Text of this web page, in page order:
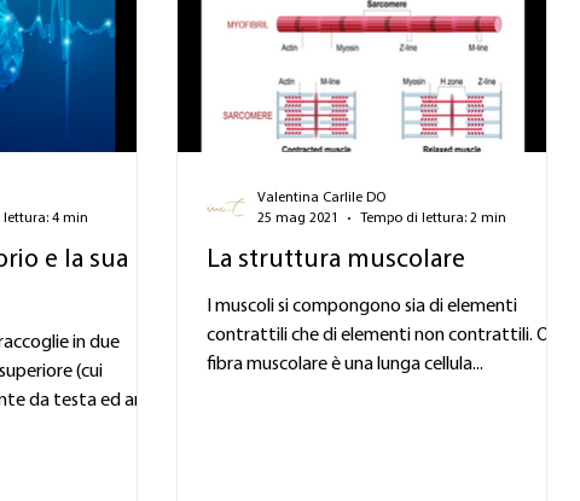
e la sua
in due
(cui
da testa ed arti...
lettura: 4 min
La struttura muscolare
I muscoli si compongono sia di elementi
contrattili che di elementi non contrattili. Ogni
fibra muscolare è una lunga cellula...
Valentina Carlile DO
25 mag 2021
Tempo di lettura: 2 min